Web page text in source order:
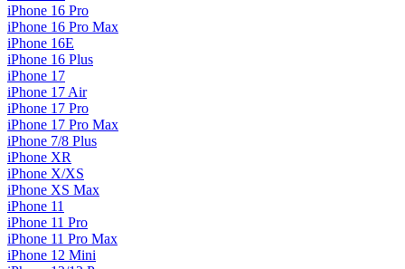
iPhone 16 Pro
iPhone 16 Pro Max
iPhone 16E
iPhone 16 Plus
iPhone 17
iPhone 17 Air
iPhone 17 Pro
iPhone 17 Pro Max
iPhone 7/8 Plus
iPhone XR
iPhone X/XS
iPhone XS Max
iPhone 11
iPhone 11 Pro
iPhone 11 Pro Max
iPhone 12 Mini